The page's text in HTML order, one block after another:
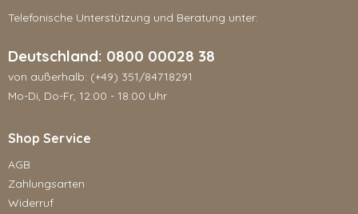
Telefonische Unterstützung und Beratung unter:
Deutschland: 0800 00028 38
von außerhalb: (+49) 351/84718291
Mo-Di, Do-Fr, 12:00 - 18:00 Uhr
Shop Service
AGB
Zahlungsarten
Widerruf